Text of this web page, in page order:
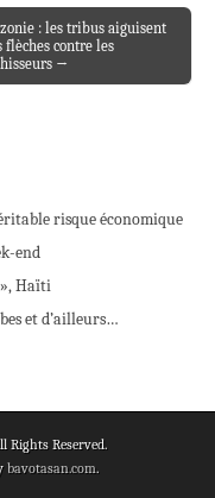
: les tribus aiguisent
flèches contre les
→
risque économique
end
», Haïti
et d’ailleurs…
Rights Reserved.
bavotasan.com.